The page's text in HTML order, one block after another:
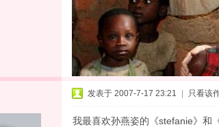
发表于 2007-7-17 23:21 只看该
我最喜欢孙燕姿的《stefanie》和